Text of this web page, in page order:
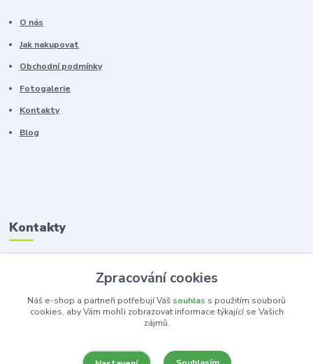
O nás
Jak nakupovat
Obchodní podmínky
Fotogalerie
Kontakty
Blog
Kontakty
Zákaznická podpora
+420 603 100 966
(Po-Pá, 8-16 hod.)
Zpracování cookies
Náš e-shop a partneři potřebují Váš souhlas s použitím souborů
cookies, aby Vám mohli zobrazovat informace týkající se Vašich
zájmů.